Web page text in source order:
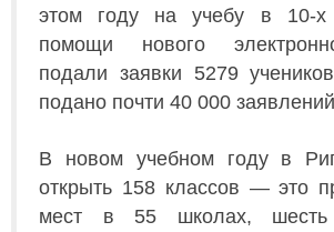
этом году на учебу в 10-х
помощи нового
подали заявки 5279
подано почти 40 000
В новом учебном году в
открыть 158 классов — это
мест в 55 школах, шесть